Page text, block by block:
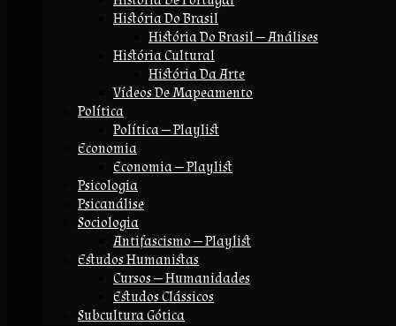
História Do Brasil
História Do Brasil — Análises
História Cultural
História Da Arte
Vídeos De Mapeamento
Política
Política — Playlist
Economia
Economia — Playlist
Psicologia
Psicanálise
Sociologia
Antifascismo — Playlist
Estudos Humanistas
Cursos — Humanidades
Estudos Clássicos
Subcultura Gótica